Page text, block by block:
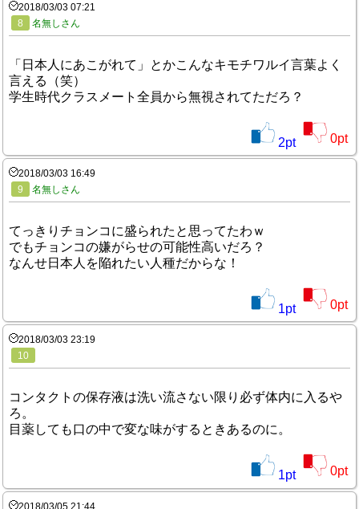
2018/03/03 07:21
8
名無しさん
「日本人にあこがれて」とかこんなキモチワルイ言葉よく
言える（笑）
学生時代クラスメート全員から無視されてただろ？
2pt 0pt
2018/03/03 16:49
9
名無しさん
てっきりチョンコに盛られたと思ってたわｗ
でもチョンコの嫌がらせの可能性高いだろ？
なんせ日本人を陥れたい人種だからな！
1pt 0pt
2018/03/03 23:19
10
コンタクトの保存液は洗い流さない限り必ず体内に入るや
ろ。
目薬しても口の中で変な味がするときあるのに。
1pt 0pt
2018/03/05 21:44